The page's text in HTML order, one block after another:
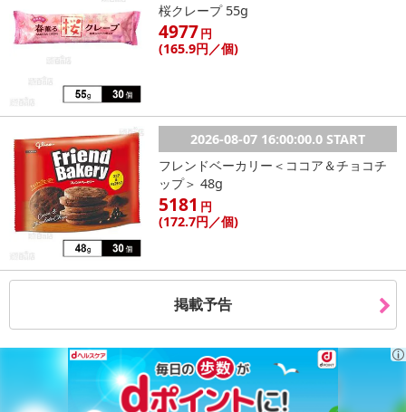
桜クレープ 55g
4977円
(165.9円 ／個)
2026-08-07 16:00:00.0 START
フレンドベーカリー＜ココア＆チョコチ
ップ＞ 48g
5181 円
(172.7円 ／個)
掲載予告